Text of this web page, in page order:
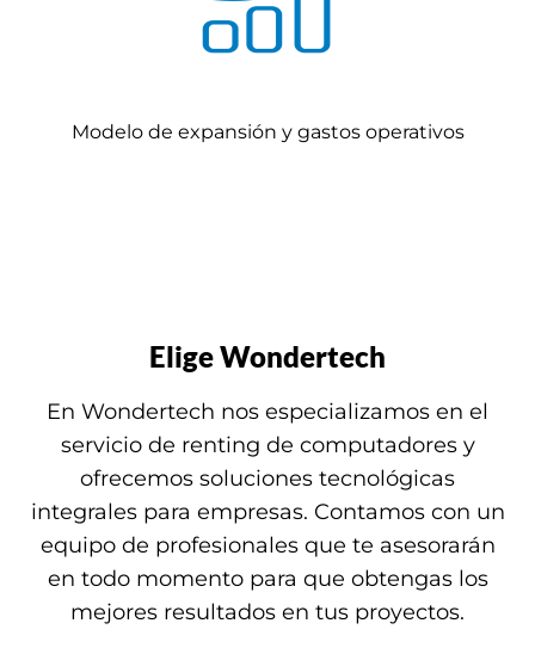
Modelo de expansión y gastos operativos
Elige Wondertech
En Wondertech nos especializamos en el
servicio de renting de computadores y
ofrecemos soluciones tecnológicas
integrales para empresas. Contamos con un
equipo de profesionales que te asesorarán
en todo momento para que obtengas los
mejores resultados en tus proyectos.